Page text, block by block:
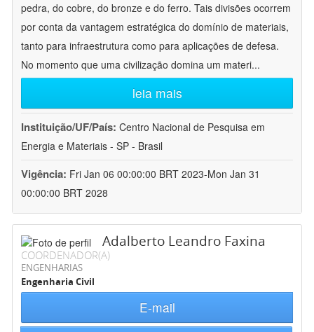
pedra, do cobre, do bronze e do ferro. Tais divisões ocorrem
por conta da vantagem estratégica do domínio de materiais,
tanto para infraestrutura como para aplicações de defesa.
No momento que uma civilização domina um materi...
leia mais
Instituição/UF/País: Centro Nacional de Pesquisa em
Energia e Materiais - SP - Brasil
Vigência: Fri Jan 06 00:00:00 BRT 2023-Mon Jan 31
00:00:00 BRT 2028
Adalberto Leandro Faxina
COORDENADOR(A)
ENGENHARIAS
Engenharia Civil
E-mail